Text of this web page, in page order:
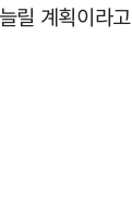
계획이라